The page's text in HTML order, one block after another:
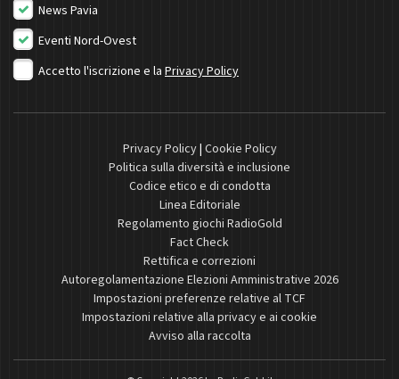
News Pavia
Eventi Nord-Ovest
Accetto l'iscrizione e la Privacy Policy
Privacy Policy| Cookie Policy
Politica sulla diversità e inclusione
Codice etico e di condotta
Linea Editoriale
Regolamento giochi RadioGold
Fact Check
Rettifica e correzioni
Autoregolamentazione Elezioni Amministrative 2026
Impostazioni preferenze relative al TCF
Impostazioni relative alla privacy e ai cookie
Avviso alla raccolta